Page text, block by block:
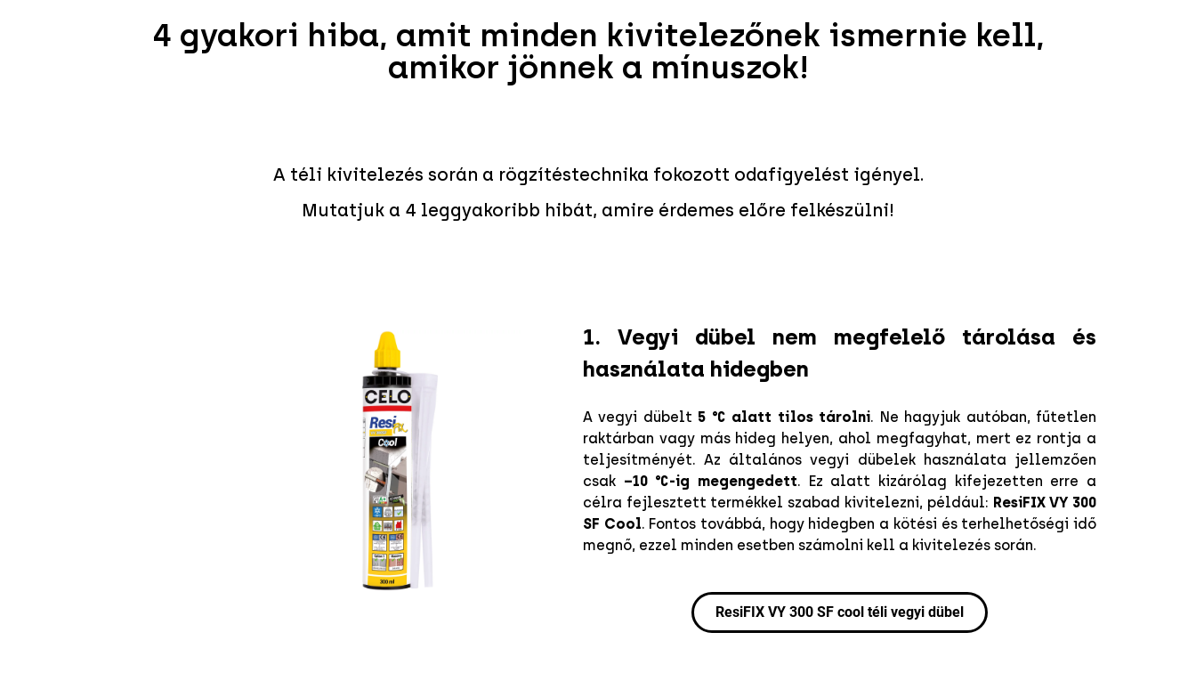
4 gyakori hiba, amit minden kivitelezőnek ismernie kell,
amikor jönnek a mínuszok!
A téli kivitelezés során a rögzítéstechnika fokozott odafigyelést igényel.
Mutatjuk a 4 leggyakoribb hibát, amire érdemes előre felkészülni!
1. Vegyi dübel nem megfelelő tárolása és
használata hidegben
A vegyi dübelt 5 °C alatt tilos tárolni. Ne hagyjuk autóban, fűtetlen
raktárban vagy más hideg helyen, ahol megfagyhat, mert ez rontja a
teljesítményét. Az általános vegyi dübelek használata jellemzően
csak –10 °C-ig megengedett. Ez alatt kizárólag kifejezetten erre a
célra fejlesztett termékkel szabad kivitelezni, például: ResiFIX VY 300
SF Cool. Fontos továbbá, hogy hidegben a kötési és terhelhetőségi idő
megnő, ezzel minden esetben számolni kell a kivitelezés során.
ResiFIX VY 300 SF cool téli vegyi dübel